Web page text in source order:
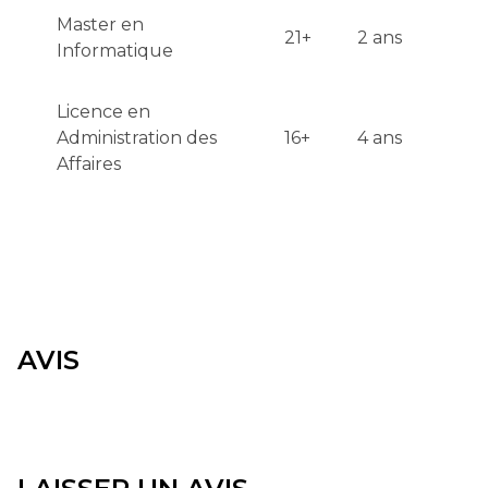
Master en
Informatique
21+ 2 ans
Licence en
Administration des
Affaires
16+ 4 ans
AVIS